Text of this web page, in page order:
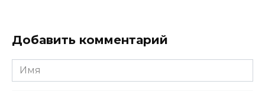
Добавить комментарий
Имя
*